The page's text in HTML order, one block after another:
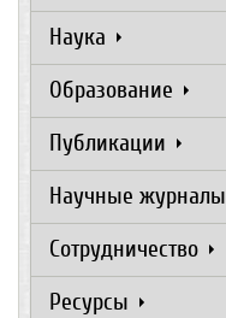
Наука
Образование
Публикации
Научные журналы
Сотрудничество
Ресурсы